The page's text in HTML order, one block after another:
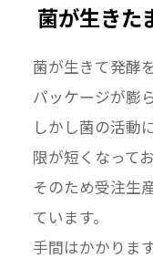
菌が生きた
菌が生きて発酵
パッケージが膨
しかし菌の活動
限が短くなってお
そのため受注生
ています。
手間はかかりま